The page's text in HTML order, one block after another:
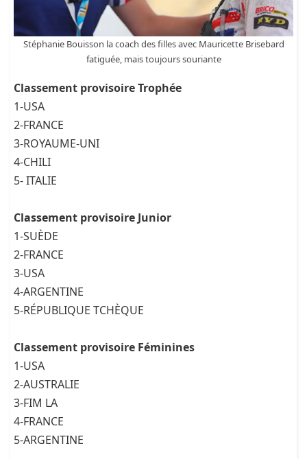
Stéphanie Bouisson la coach des filles avec Mauricette Brisebard
fatiguée, mais toujours souriante
Classement provisoire Trophée
1-USA
2-FRANCE
3-ROYAUME-UNI
4-CHILI
5- ITALIE
Classement provisoire Junior
1-SUÈDE
2-FRANCE
3-USA
4-ARGENTINE
5-RÉPUBLIQUE TCHÈQUE
Classement provisoire Féminines
1-USA
2-AUSTRALIE
3-FIM LA
4-FRANCE
5-ARGENTINE